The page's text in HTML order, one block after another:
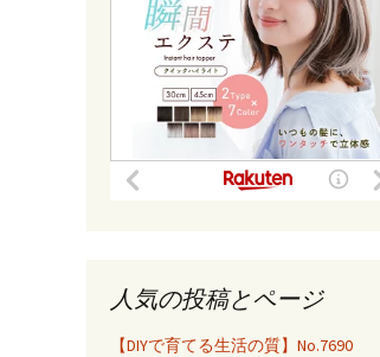
人気の投稿とページ
【DIYで育てる生活の質】No.7690